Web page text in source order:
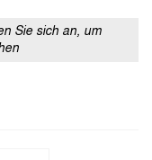
Sie sich an, um